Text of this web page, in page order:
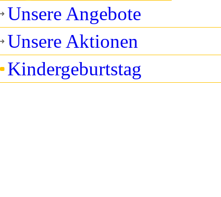
Unsere Angebote
Unsere Aktionen
Kindergeburtstag